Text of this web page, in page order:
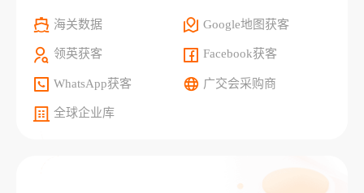
海关数据 Google地图获客
领英获客 Facebook获客
WhatsApp获客 广交会采购商
全球企业库